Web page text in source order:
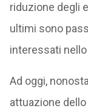
riduzione degli
ultimi sono
interessati
Ad oggi,
attuazione